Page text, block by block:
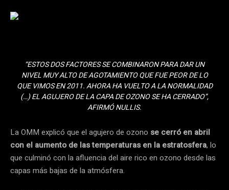
“ESTOS DOS FACTORES SE COMBINARON PARA DAR UN
NIVEL MUY ALTO DE AGOTAMIENTO QUE FUE PEOR DE LO
QUE VIMOS EN 2011. AHORA HA VUELTO A LA NORMALIDAD
(…) EL AGUJERO DE LA CAPA DE OZONO SE HA CERRADO”,
AFIRMÓ NULLIS.
La OMM explicó que el agujero de ozono se cerró en abril
con el aumento de las temperaturas en la estratosfera, lo
que culminó con la afluencia del aire rico en ozono desde las
capas más bajas de la atmósfera.